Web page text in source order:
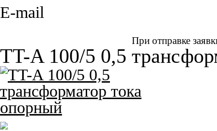
E-mail
При отправке
TT-A 100/5 0,5